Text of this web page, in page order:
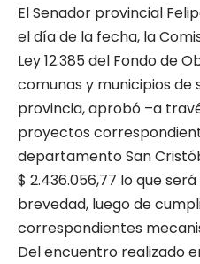
El Senador provincial
el día de la fecha, la
Ley 12.385 del Fondo de
comunas y municipios
provincia, aprobó –a
proyectos
departamento San
$ 2.436.056,77 lo que
brevedad, luego de
correspondientes
Del encuentro realizado